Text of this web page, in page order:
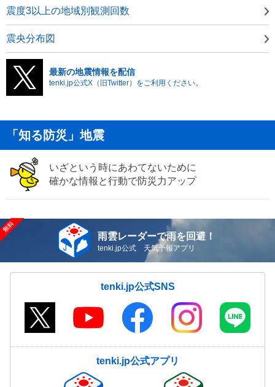
震度3以上の地域別観測回数
震央分布図
最新の地震情報を配信
tenki.jp公式X（旧Twitter）をご利用ください。
「知る防災」地震
いざという時にあわてないために
確かな情報と行動で防災力アップ
雨雲レーダーで雨を回避！
tenki.jp公式 天気予報アプリ
tenki.jp公式SNS
tenki.jp公式アプリ